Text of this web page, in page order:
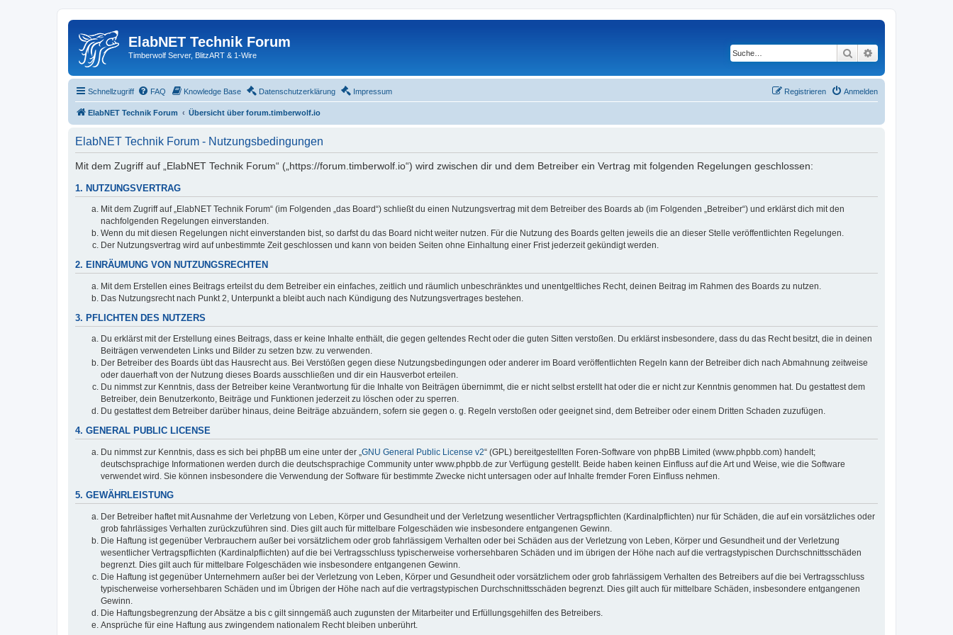
ElabNET Technik Forum
Timberwolf Server, BlitzART & 1-Wire Suche
Schnellzugriff FAQ Knowledge Base Datenschutzerklärung Impressum Anmelden
Registrieren
ElabNET Technik Forum Übersicht über forum.timberwolf.io
ElabNET Technik Forum - Nutzungsbedingungen
Mit dem Zugriff auf „ElabNET Technik Forum“ („https://forum.timberwolf.io“) wird zwischen dir und dem Betreiber ein Vertrag mit folgenden Regelungen geschlossen:
1. NUTZUNGSVERTRAG
Mit dem Zugriff auf „ElabNET Technik Forum“ (im Folgenden „das Board“) schließt du einen Nutzungsvertrag mit dem Betreiber des Boards ab (im Folgenden „Betreiber“) und erklärst dich mit den
nachfolgenden Regelungen einverstanden.
Wenn du mit diesen Regelungen nicht einverstanden bist, so darfst du das Board nicht weiter nutzen. Für die Nutzung des Boards gelten jeweils die an dieser Stelle veröffentlichten Regelungen.
Der Nutzungsvertrag wird auf unbestimmte Zeit geschlossen und kann von beiden Seiten ohne Einhaltung einer Frist jederzeit gekündigt werden.
2. EINRÄUMUNG VON NUTZUNGSRECHTEN
Mit dem Erstellen eines Beitrags erteilst du dem Betreiber ein einfaches, zeitlich und räumlich unbeschränktes und unentgeltliches Recht, deinen Beitrag im Rahmen des Boards zu nutzen.
Das Nutzungsrecht nach Punkt 2, Unterpunkt a bleibt auch nach Kündigung des Nutzungsvertrages bestehen.
3. PFLICHTEN DES NUTZERS
Du erklärst mit der Erstellung eines Beitrags, dass er keine Inhalte enthält, die gegen geltendes Recht oder die guten Sitten verstoßen. Du erklärst insbesondere, dass du das Recht besitzt, die in deinen
Beiträgen verwendeten Links und Bilder zu setzen bzw. zu verwenden.
Der Betreiber des Boards übt das Hausrecht aus. Bei Verstößen gegen diese Nutzungsbedingungen oder anderer im Board veröffentlichten Regeln kann der Betreiber dich nach Abmahnung zeitweise
oder dauerhaft von der Nutzung dieses Boards ausschließen und dir ein Hausverbot erteilen.
Du nimmst zur Kenntnis, dass der Betreiber keine Verantwortung für die Inhalte von Beiträgen übernimmt, die er nicht selbst erstellt hat oder die er nicht zur Kenntnis genommen hat. Du gestattest dem
Betreiber, dein Benutzerkonto, Beiträge und Funktionen jederzeit zu löschen oder zu sperren.
Du gestattest dem Betreiber darüber hinaus, deine Beiträge abzuändern, sofern sie gegen o. g. Regeln verstoßen oder geeignet sind, dem Betreiber oder einem Dritten Schaden zuzufügen.
4. GENERAL PUBLIC LICENSE
Du nimmst zur Kenntnis, dass es sich bei phpBB um eine unter der „ GNU General Public License v2“ (GPL) bereitgestellten Foren-Software von phpBB Limited (www.phpbb.com) handelt;
deutschsprachige Informationen werden durch die deutschsprachige Community unter www.phpbb.de zur Verfügung gestellt. Beide haben keinen Einfluss auf die Art und Weise, wie die Software
verwendet wird. Sie können insbesondere die Verwendung der Software für bestimmte Zwecke nicht untersagen oder auf Inhalte fremder Foren Einfluss nehmen.
5. GEWÄHRLEISTUNG
Der Betreiber haftet mit Ausnahme der Verletzung von Leben, Körper und Gesundheit und der Verletzung wesentlicher Vertragspflichten (Kardinalpflichten) nur für Schäden, die auf ein vorsätzliches oder
grob fahrlässiges Verhalten zurückzuführen sind. Dies gilt auch für mittelbare Folgeschäden wie insbesondere entgangenen Gewinn.
Die Haftung ist gegenüber Verbrauchern außer bei vorsätzlichem oder grob fahrlässigem Verhalten oder bei Schäden aus der Verletzung von Leben, Körper und Gesundheit und der Verletzung
wesentlicher Vertragspflichten (Kardinalpflichten) auf die bei Vertragsschluss typischerweise vorhersehbaren Schäden und im übrigen der Höhe nach auf die vertragstypischen Durchschnittsschäden
begrenzt. Dies gilt auch für mittelbare Folgeschäden wie insbesondere entgangenen Gewinn.
Die Haftung ist gegenüber Unternehmern außer bei der Verletzung von Leben, Körper und Gesundheit oder vorsätzlichem oder grob fahrlässigem Verhalten des Betreibers auf die bei Vertragsschluss
typischerweise vorhersehbaren Schäden und im Übrigen der Höhe nach auf die vertragstypischen Durchschnittsschäden begrenzt. Dies gilt auch für mittelbare Schäden, insbesondere entgangenen
Gewinn.
Die Haftungsbegrenzung der Absätze a bis c gilt sinngemäß auch zugunsten der Mitarbeiter und Erfüllungsgehilfen des Betreibers.
Ansprüche für eine Haftung aus zwingendem nationalem Recht bleiben unberührt.